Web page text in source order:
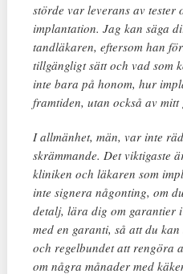
störde var leverans av tester
implantation. Jag kan säga
tandläkaren, eftersom han
tillgängligt sätt och vad som
inte bara på honom, hur
framtiden, utan också av mitt
I allmänhet, män, var inte
skrämmande. Det viktigaste
kliniken och läkaren som
inte signera någonting, om
detalj, lära dig om garantier
med en garanti, så att du
och regelbundet att rengöra
om några månader med